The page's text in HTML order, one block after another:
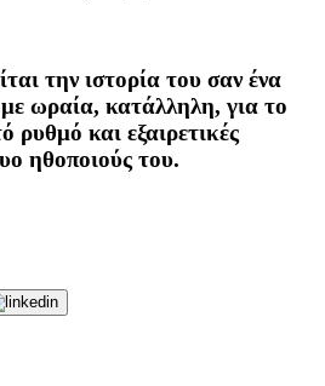
την ιστορία του σαν ένα
ωραία, κατάλληλη, για το
ρυθμό και εξαιρετικές
ηθοποιούς του.